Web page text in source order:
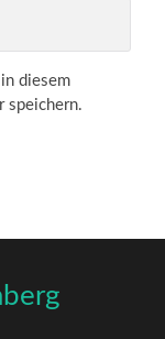
diesem
speichern.